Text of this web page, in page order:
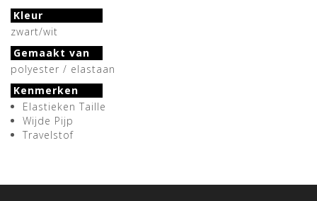
Kleur
zwart/wit
Gemaakt van
polyester / elastaan
Kenmerken
Elastieken Taille
Wijde Pijp
Travelstof